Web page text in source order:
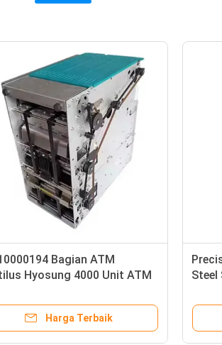
Bagian ATM Pembaca
6622 445-0704480 Bagian